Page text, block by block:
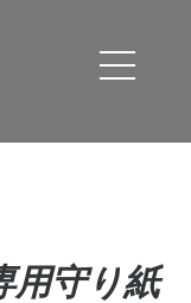
用守り紙